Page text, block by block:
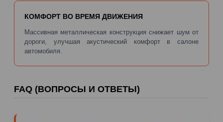
КОМФОРТ ВО ВРЕМЯ ДВИЖЕНИЯ
Массивная металлическая конструкция снижает шум от
дороги, улучшая акустический комфорт в салоне
автомобиля.
FAQ (ВОПРОСЫ И ОТВЕТЫ)